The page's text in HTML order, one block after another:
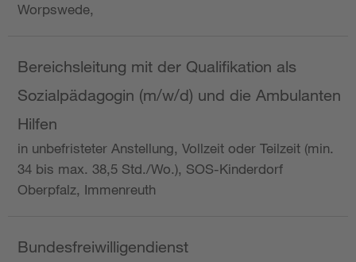
Worpswede,
Bereichsleitung mit der Qualifikation als
Sozialpädagogin (m/w/d) und die Ambulanten
Hilfen
in unbefristeter Anstellung, Vollzeit oder Teilzeit (min.
34 bis max. 38,5 Std./Wo.), SOS-Kinderdorf
Oberpfalz, Immenreuth
Bundesfreiwilligendienst